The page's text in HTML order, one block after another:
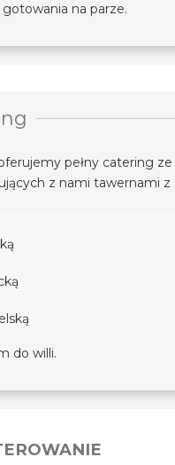
na parze.
pełny catering ze
z nami tawernami z
do willi.